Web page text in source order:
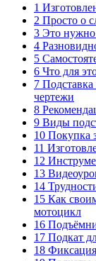
1
2 Просто о
3 Это нужно
4
5
6 Что для
7
чертежи
8
9 Виды
10 Покупка
11
12
13
14
15 Как
мотоцикл
16
17 Подкат
18